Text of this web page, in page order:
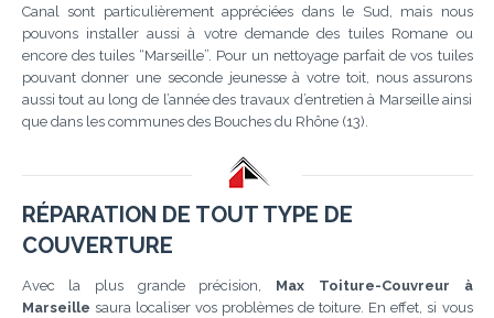
Canal sont particulièrement appréciées dans le Sud, mais nous
pouvons installer aussi à votre demande des tuiles Romane ou
encore des tuiles “Marseille”. Pour un nettoyage parfait de vos tuiles
pouvant donner une seconde jeunesse à votre toit, nous assurons
aussi tout au long de l’année des travaux d’entretien à Marseille ainsi
que dans les communes des Bouches du Rhône (13).
RÉPARATION DE TOUT TYPE DE
COUVERTURE
Avec la plus grande précision, Max Toiture-Couvreur à
Marseille saura localiser vos problèmes de toiture. En effet, si vous